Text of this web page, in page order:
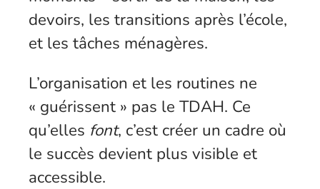
devoirs, les transitions après l’école,
et les tâches ménagères.
L’organisation et les routines ne
« guérissent » pas le TDAH. Ce
qu’elles font, c’est créer un cadre où
le succès devient plus visible et
accessible.